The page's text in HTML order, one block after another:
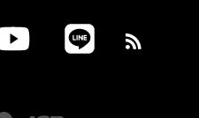
YouTube